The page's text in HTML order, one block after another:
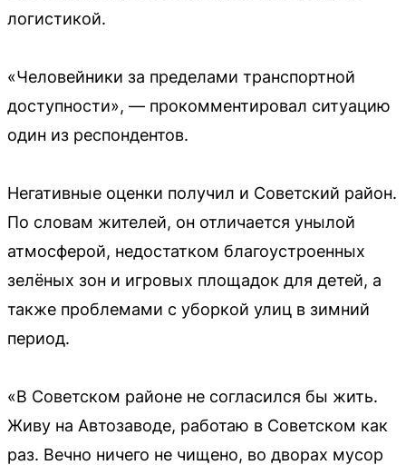
логистикой.
«Человейники за пределами транспортной
доступности», — прокомментировал ситуацию
один из респондентов.
Негативные оценки получил и Советский район.
По словам жителей, он отличается унылой
атмосферой, недостатком благоустроенных
зелёных зон и игровых площадок для детей, а
также проблемами с уборкой улиц в зимний
период.
«В Советском районе не согласился бы жить.
Живу на Автозаводе, работаю в Советском как
раз. Вечно ничего не чищено, во дворах мусор